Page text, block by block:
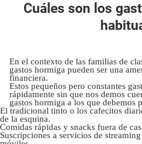
Cuáles son los
En el contexto de las familias de
gastos hormiga pueden ser una
financiera.
Estos pequeños pero constantes
rápidamente sin que nos demos
gastos hormiga a los que debemos
El tradicional tinto o los cafecitos
de la esquina.
Comidas rápidas y snacks fuera de
Suscripciones a servicios de